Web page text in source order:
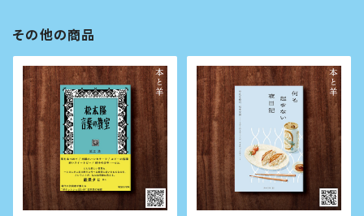
その他の商品